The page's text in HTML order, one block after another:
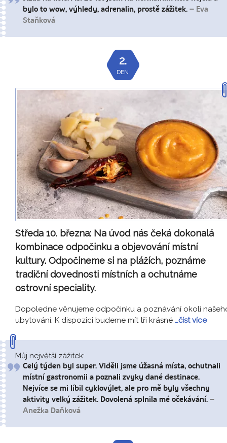
bylo to wow, výhledy, adrenalin, prostě zážitek. – Eva
Staňková
2.
DEN
Středa 10. března: Na úvod nás čeká dokonalá
kombinace odpočinku a objevování místní
kultury. Odpočineme si na plážích, poznáme
tradiční dovednosti místních a ochutnáme
ostrovní speciality.
Dopoledne věnujeme odpočinku a poznávání okolí
ubytování. K dispozici budeme mít tři krásné …číst více
Můj největší zážitek:
Celý týden byl super. Viděli jsme úžasná místa, ochutnali
místní gastronomii a poznali zvyky dané destinace.
Nejvíce se mi líbil cyklovýlet, ale pro mě byly všechny
aktivity velký zážitek. Dovolená splnila mé očekávání. –
Anežka Daňková